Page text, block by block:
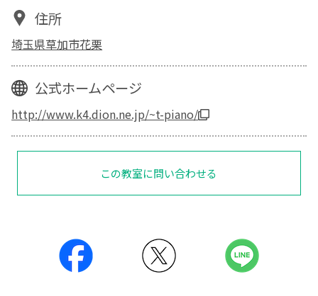
住所
埼玉県草加市花栗
公式ホームページ
http://www.k4.dion.ne.jp/~t-piano/
この教室に問い合わせる